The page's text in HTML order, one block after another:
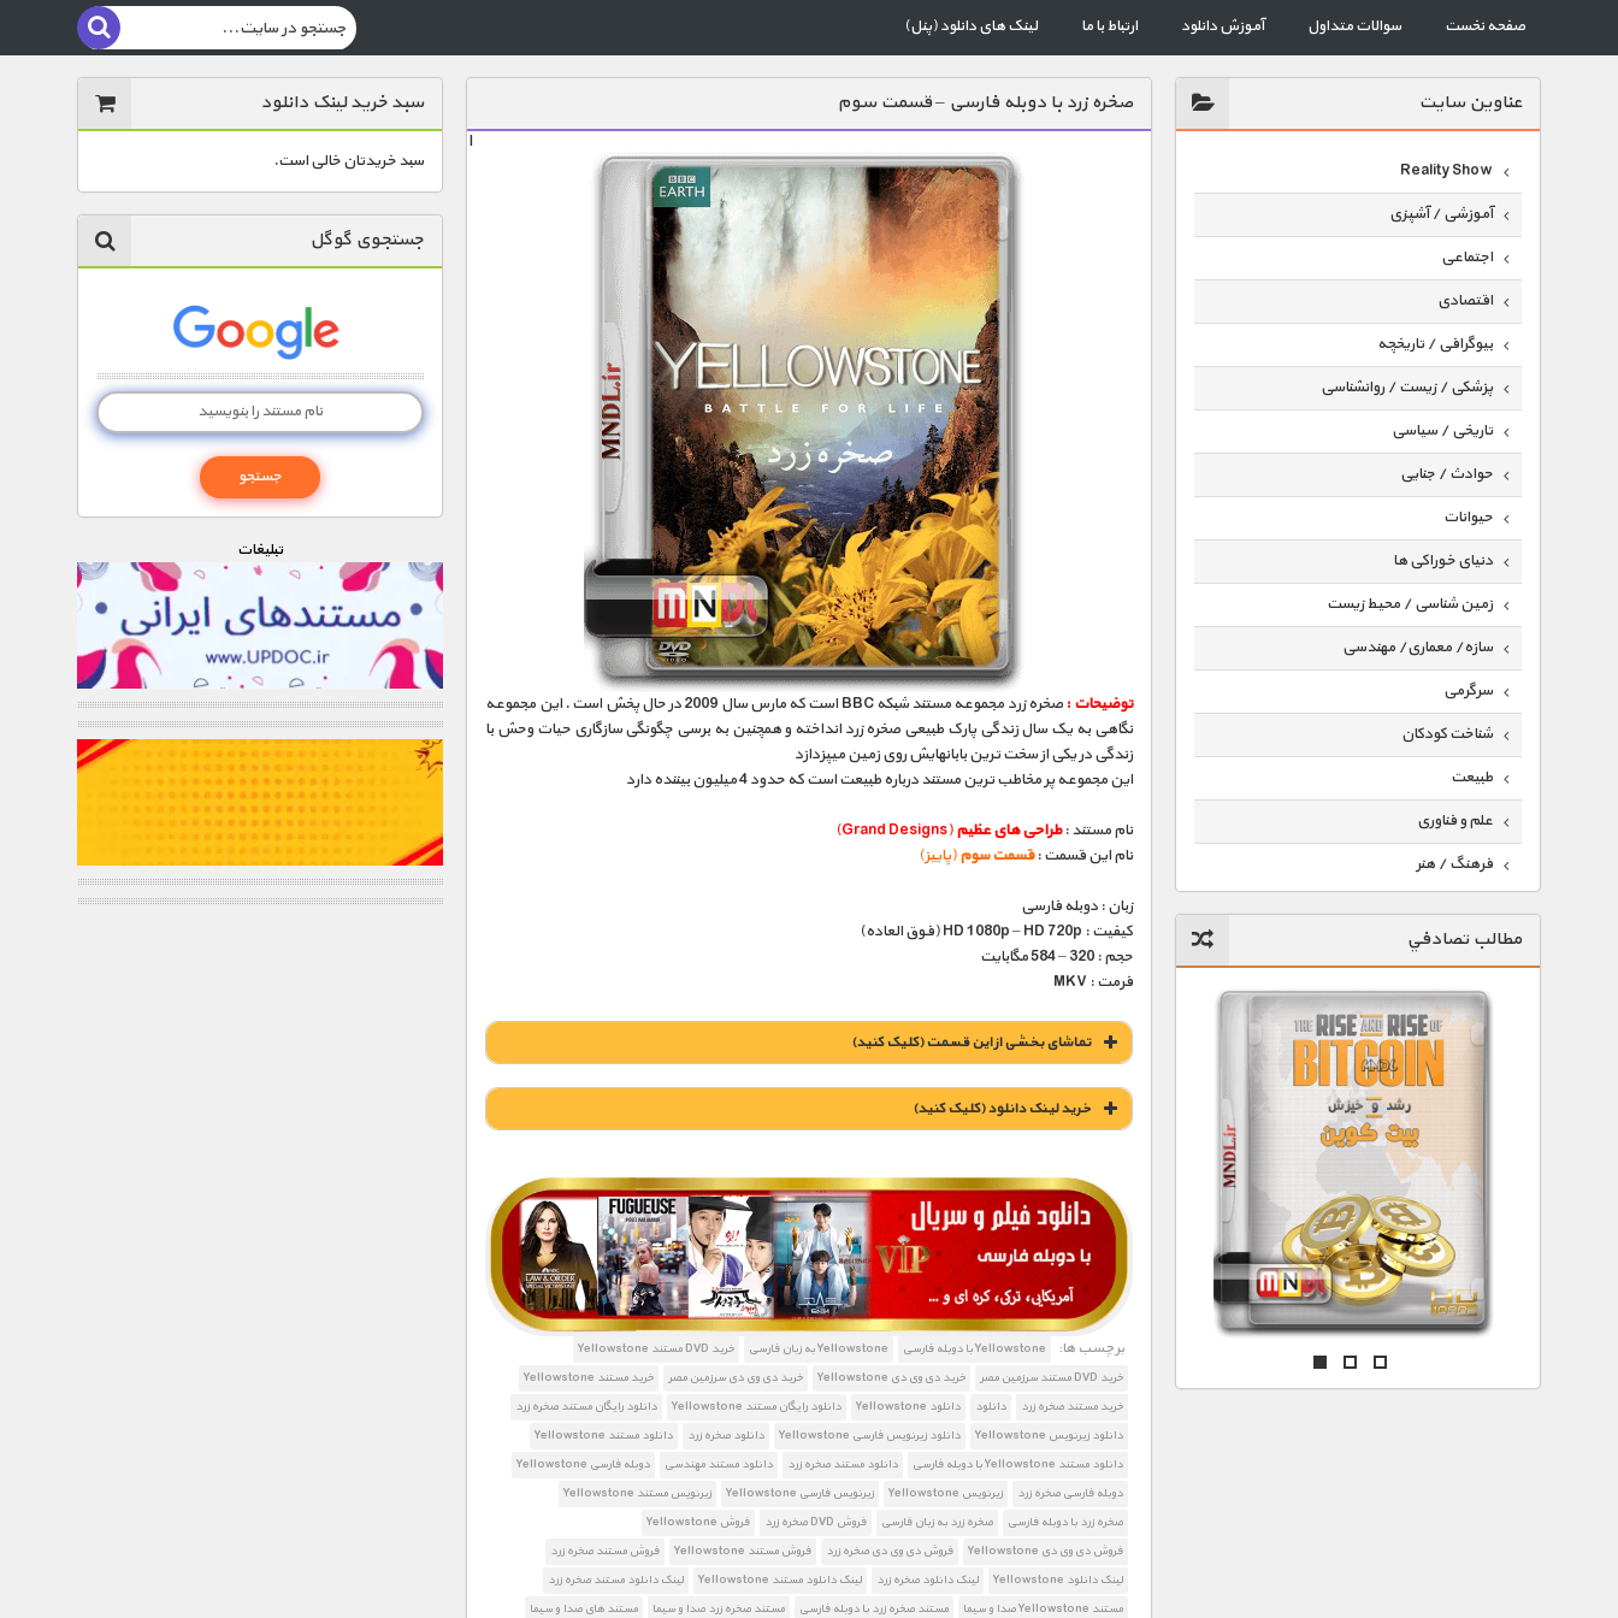
صفحه نخست سوالات متداول آموزش دانلود ارتباط با ما لینک های دانلود (پنل)
عناوين سايت
Reality Show
آموزشی / آشپزی
اجتماعی
اقتصادی
بیوگرافی / تاریخچه
پزشکی / زیست / روانشناسی
تاریخی / سیاسی
حوادث / جنایی
حیوانات
دنیای خوراکی ها
زمین شناسی / محیط زیست
سازه/ معماری/ مهندسی
سرگرمی
شناخت کودکان
طبیعت
علم و فناوری
فرهنگ / هنر
گردشگری
ماورایی
مسابقات / ورزشی
مستند های اختصاصی
مطالب تصادفي
صخره زرد با دوبله فارسی – قسمت سوم
ا
توضیحات :
صخره زرد مجموعه مستند شبکه BBC است که مارس سال 2009 در حال پخش است . این مجموعه
نگاهی به یک سال زندگی پارک طبیعی صخره زرد انداخته و همچنین به برسی چگونگی سازگاری حیات وحش با
زندگی در یکی از سخت ترین بابانهایش روی زمین میپزدازد
این مجموعه پر مخاطب ترین مستند درباره طبیعت است که حدود 4 میلیون بیننده دارد
نام مستند :طراحی های عظیم(Grand Designs)
نام این قسمت :قسمت سوم(پاییز)
زبان : دوبله فارسی
کیفیت : HD 1080p – HD 720p (فوق العاده)
حجم : 320 – 584 مگابایت
فرمت : MKV
تماشای بخشی از این قسمت (کلیک کنید)
خريد لينک دانلود (کليک کنيد)
1900 تومان – خريد لينک دانلود (افزودن به سبد خريد)
برچسب ها: Yellowstone با دوبله فارسی Yellowstone به زبان فارسی
خرید DVD مستند Yellowstone
خرید DVD مستند سرزمین مصر
خرید دی وی دی Yellowstone خرید دی وی دی سرزمین مصر
خرید مستند Yellowstone
خرید مستند صخره زرد
دانلود دانلود Yellowstone دانلود رایگان مستند Yellowstone
دانلود رایگان مستند صخره زرد
دانلود زیرنویس Yellowstone
دانلود زیرنویس فارسی Yellowstone دانلود صخره زرد
دانلود مستند Yellowstone
دانلود مستند Yellowstone با دوبله فارسی
دانلود مستند صخره زرد دانلود مستند مهندسی
دوبله فارسی Yellowstone
دوبله فارسی صخره زرد
زیرنویس Yellowstone زیرنویس فارسی Yellowstone
زیرنویس مستند Yellowstone
صخره زرد با دوبله فارسی
صخره زرد به زبان فارسی فروش DVD صخره زرد
فروش Yellowstone
فروش دی وی دی Yellowstone
فروش دی وی دی صخره زرد فروش مستند Yellowstone
فروش مستند صخره زرد
لینک دانلود Yellowstone
لینک دانلود صخره زرد لینک دانلود مستند Yellowstone
لینک دانلود مستند صخره زرد
مستند Yellowstone صدا و سیما
مستند صخره زرد با دوبله فارسی مستند صخره زرد صدا و سیما مستند های صدا و سیما
سبد خرید لینک دانلود
سبد خریدتان خالی است.
جستجوی گوگل
تبليغات